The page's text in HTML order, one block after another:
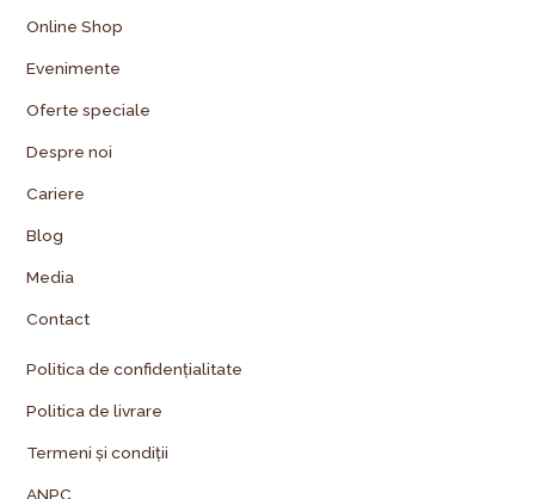
Online Shop
Evenimente
Oferte speciale
Despre noi
Cariere
Blog
Media
Contact
Politica de confidențialitate
Politica de livrare
Termeni și condiții
ANPC